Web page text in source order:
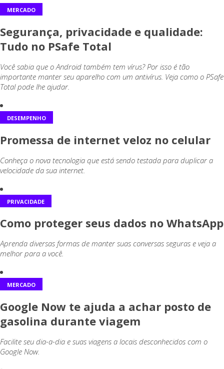
MERCADO
Segurança, privacidade e qualidade:
Tudo no PSafe Total
Você sabia que o Android também tem vírus? Por isso é tão
importante manter seu aparelho com um antivírus. Veja como o PSafe
Total pode lhe ajudar.
DESEMPENHO
Promessa de internet veloz no celular
Conheça o nova tecnologia que está sendo testada para duplicar a
velocidade da sua internet.
PRIVACIDADE
Como proteger seus dados no WhatsApp
Aprenda diversas formas de manter suas conversas seguras e veja a
melhor para a você.
MERCADO
Google Now te ajuda a achar posto de
gasolina durante viagem
Facilite seu dia-a-dia e suas viagens a locais desconhecidos com o
Google Now.